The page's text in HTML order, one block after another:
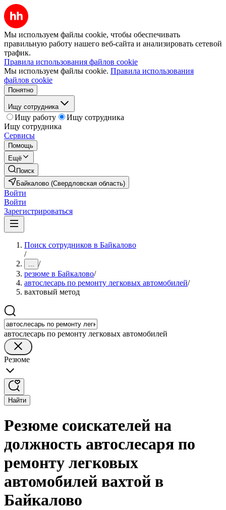
Мы используем файлы cookie, чтобы обеспечивать
правильную работу нашего веб-сайта и анализировать сетевой
трафик.
Правила использования файлов cookie
Мы используем файлы cookie. Правила использования
файлов cookie
Понятно
Ищу сотрудника
Ищу работу
Ищу сотрудника
Ищу сотрудника
Сервисы
Помощь
Ещё
Поиск
Байкалово (Свердловская область)
Войти
Войти
Зарегистрироваться
Поиск сотрудников в Байкалово
/
... /
резюме в Байкалово/
автослесарь по ремонту легковых автомобилей/
вахтовый метод
автослесарь по ремонту легковых автомобилей
Резюме
Найти
Резюме соискателей на
должность автослесаря по
ремонту легковых
автомобилей вахтой в
Байкалово